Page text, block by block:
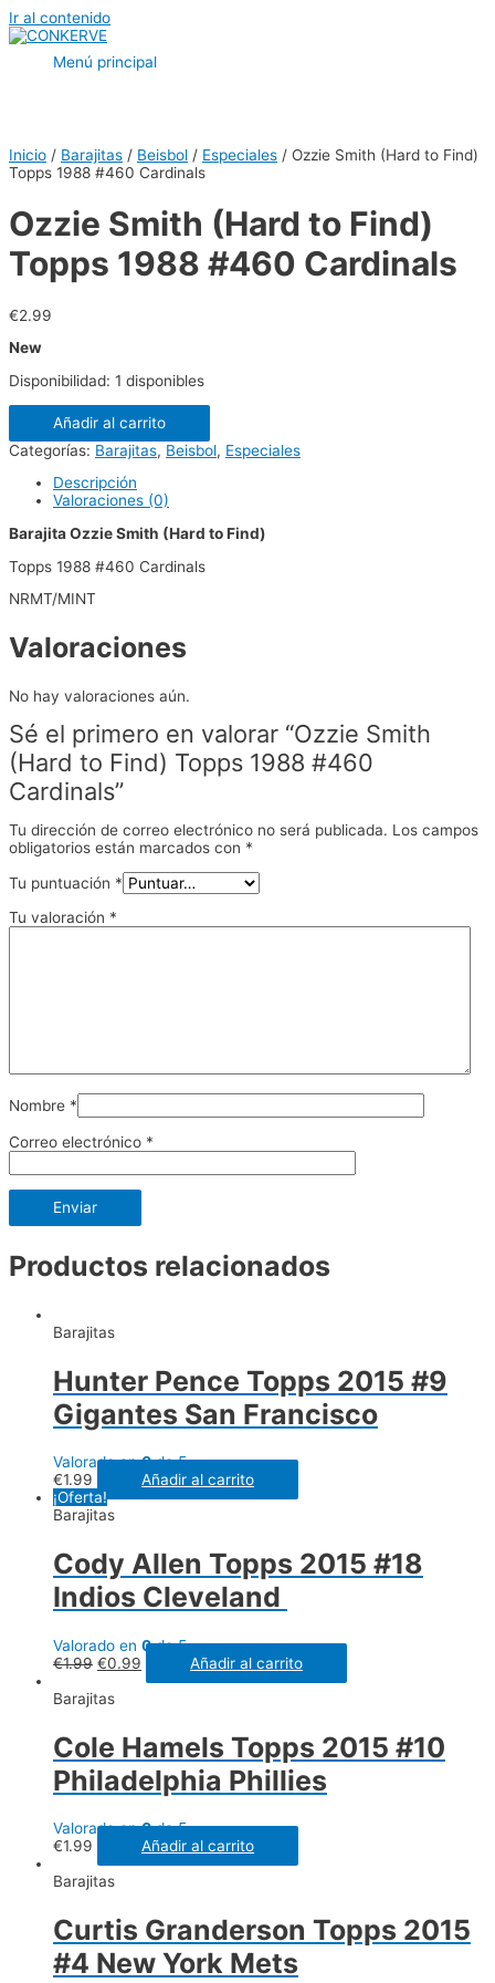
Ir al contenido
Menú principal
Inicio / Barajitas / Beisbol / Especiales / Ozzie Smith (Hard to Find)
Topps 1988 #460 Cardinals
Ozzie Smith (Hard to Find)
Topps 1988 #460 Cardinals
€2.99
New
Disponibilidad: 1 disponibles
Añadir al carrito
Categorías: Barajitas, Beisbol, Especiales
Descripción
Valoraciones (0)
Barajita Ozzie Smith (Hard to Find)
Topps 1988 #460 Cardinals
NRMT/MINT
Valoraciones
No hay valoraciones aún.
Sé el primero en valorar “Ozzie Smith
(Hard to Find) Topps 1988 #460
Cardinals”
Tu dirección de correo electrónico no será publicada. Los campos
obligatorios están marcados con *
Tu puntuación *
Tu valoración *
Nombre *
Correo electrónico *
Productos relacionados
Barajitas
Hunter Pence Topps 2015 #9
Gigantes San Francisco
Valorado en0de 5
€1.99
Añadir al carrito
¡Oferta!
Barajitas
Cody Allen Topps 2015 #18
Indios Cleveland
Valorado en 0de 5
€1.99 €0.99
Añadir al carrito
Barajitas
Cole Hamels Topps 2015 #10
Philadelphia Phillies
Valorado en0de 5
€1.99
Añadir al carrito
Barajitas
Curtis Granderson Topps 2015
#4 New York Mets